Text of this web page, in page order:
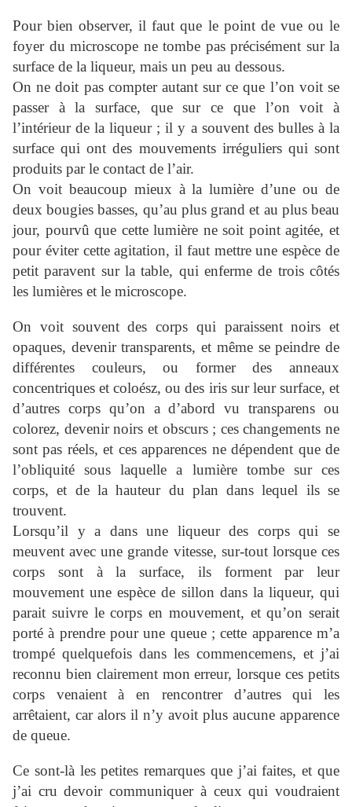
Pour bien observer, il faut que le point de vue ou le
foyer du microscope ne tombe pas précisément sur la
surface de la liqueur, mais un peu au dessous.
On ne doit pas compter autant sur ce que l’on voit se
passer à la surface, que sur ce que l’on voit à
l’intérieur de la liqueur ; il y a souvent des bulles à la
surface qui ont des mouvements irréguliers qui sont
produits par le contact de l’air.
On voit beaucoup mieux à la lumière d’une ou de
deux bougies basses, qu’au plus grand et au plus beau
jour, pourvû que cette lumière ne soit point agitée, et
pour éviter cette agitation, il faut mettre une espèce de
petit paravent sur la table, qui enferme de trois côtés
les lumières et le microscope.
On voit souvent des corps qui paraissent noirs et
opaques, devenir transparents, et même se peindre de
différentes couleurs, ou former des anneaux
concentriques et coloész, ou des iris sur leur surface, et
d’autres corps qu’on a d’abord vu transparens ou
colorez, devenir noirs et obscurs ; ces changements ne
sont pas réels, et ces apparences ne dépendent que de
l’obliquité sous laquelle a lumière tombe sur ces
corps, et de la hauteur du plan dans lequel ils se
trouvent.
Lorsqu’il y a dans une liqueur des corps qui se
meuvent avec une grande vitesse, sur-tout lorsque ces
corps sont à la surface, ils forment par leur
mouvement une espèce de sillon dans la liqueur, qui
parait suivre le corps en mouvement, et qu’on serait
porté à prendre pour une queue ; cette apparence m’a
trompé quelquefois dans les commencemens, et j’ai
reconnu bien clairement mon erreur, lorsque ces petits
corps venaient à en rencontrer d’autres qui les
arrêtaient, car alors il n’y avoit plus aucune apparence
de queue.
Ce sont-là les petites remarques que j’ai faites, et que
j’ai cru devoir communiquer à ceux qui voudraient